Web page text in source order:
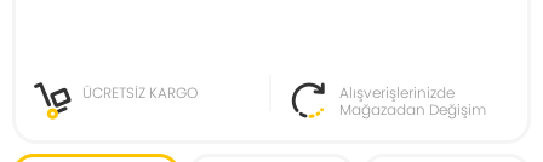
ÜCRETSİZ KARGO
Alışverişlerinizde
Mağazadan Değişim